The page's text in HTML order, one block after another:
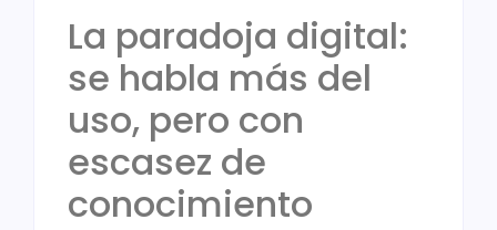
La paradoja digital:
se habla más del
uso, pero con
escasez de
conocimiento